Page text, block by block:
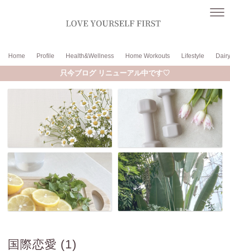
Home Profile Health&Wellness Home Workouts Lifestyle Dairy
只今ブログ リニューアル中です♡
国際恋愛 (1)